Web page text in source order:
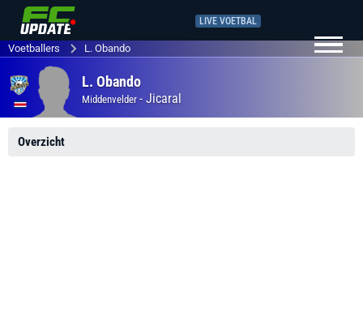
LIVE VOETBAL
Voetballers L. Obando
L. Obando
Middenvelder - Jicaral
Overzicht